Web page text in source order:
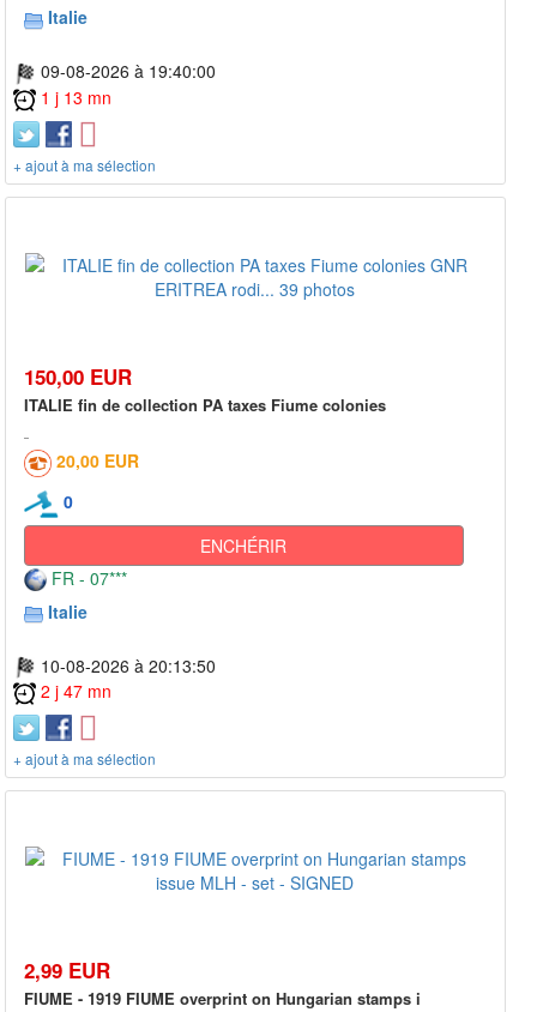
Italie
09-08-2026 à 19:40:00
1 j 13 mn
+ ajout à ma sélection
150,00 EUR
ITALIE fin de collection PA taxes Fiume colonies
20,00 EUR
0
ENCHÉRIR
FR - 07***
Italie
10-08-2026 à 20:13:50
2 j 47 mn
+ ajout à ma sélection
2,99 EUR
FIUME - 1919 FIUME overprint on Hungarian stamps i